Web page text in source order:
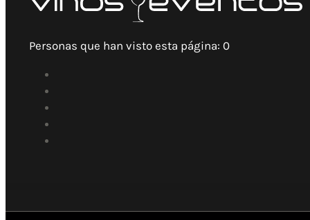
Personas que han visto esta página: 0